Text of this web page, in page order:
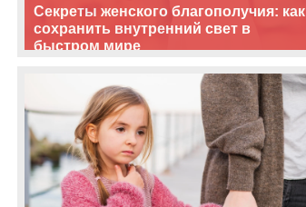
Секреты женского благополучия: как
сохранить внутренний свет в
быстром мире